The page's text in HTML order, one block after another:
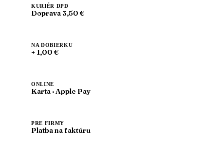
KURIÉR DPD
Doprava 3,50 €
NA DOBIERKU
+ 1,00 €
ONLINE
Karta · Apple Pay
PRE FIRMY
Platba na faktúru